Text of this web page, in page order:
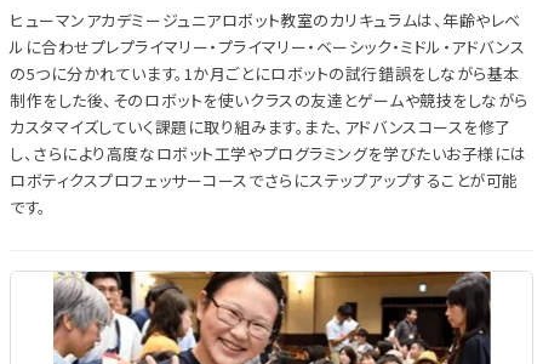
ヒューマンアカデミージュニアロボット教室のカリキュラムは、年齢やレベ
ルに合わせプレプライマリー・プライマリー・ベーシック・ミドル・アドバンス
の5つに分かれています。1か月ごとにロボットの試行錯誤をしながら基本
制作をした後、そのロボットを使いクラスの友達とゲームや競技をしながら
カスタマイズしていく課題に取り組みます。また、アドバンスコースを修了
し、さらにより高度なロボット工学やプログラミングを学びたいお子様には
ロボティクスプロフェッサーコースでさらにステップアップすることが可能
です。